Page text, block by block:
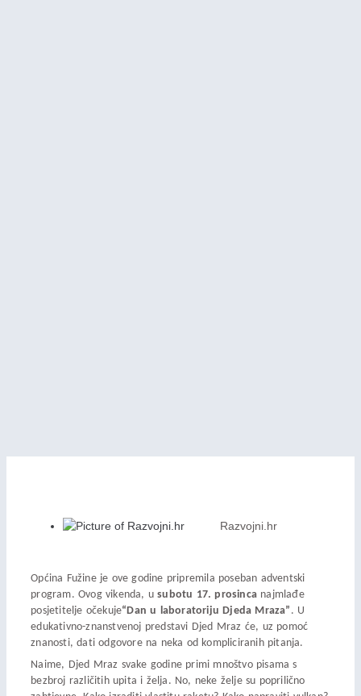
Razvojni.hr
Općina Fužine je ove godine pripremila poseban adventski
program. Ovog vikenda, usubotu 17. prosinca najmlađe
posjetitelje očekuje“Dan u laboratoriju Djeda Mraza” . U
edukativno-znanstvenoj predstavi Djed Mraz će, uz pomoć
znanosti, dati odgovore na neka od kompliciranih pitanja.
Naime, Djed Mraz svake godine primi mnoštvo pisama s
bezbroj različitih upita i želja. No, neke želje su poprilično